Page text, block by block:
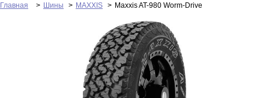
Главная > Шины > MAXXIS > Maxxis AT-980 Worm-Drive